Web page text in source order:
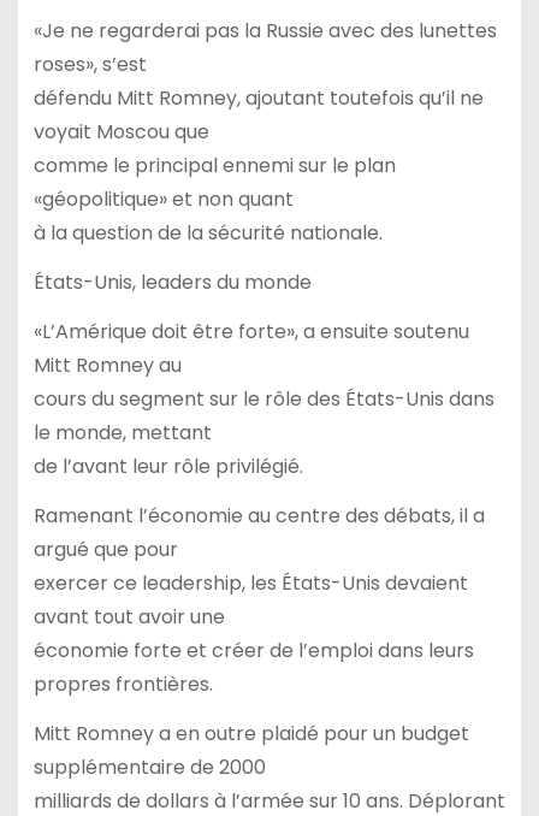
«Je ne regarderai pas la Russie avec des lunettes
roses», s’est
défendu Mitt Romney, ajoutant toutefois qu’il ne
voyait Moscou que
comme le principal ennemi sur le plan
«géopolitique» et non quant
à la question de la sécurité nationale.
États-Unis, leaders du monde
«L’Amérique doit être forte», a ensuite soutenu
Mitt Romney au
cours du segment sur le rôle des États-Unis dans
le monde, mettant
de l’avant leur rôle privilégié.
Ramenant l’économie au centre des débats, il a
argué que pour
exercer ce leadership, les États-Unis devaient
avant tout avoir une
économie forte et créer de l’emploi dans leurs
propres frontières.
Mitt Romney a en outre plaidé pour un budget
supplémentaire de 2000
milliards de dollars à l’armée sur 10 ans. Déplorant